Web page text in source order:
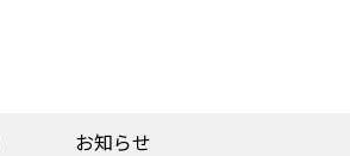
お知らせ